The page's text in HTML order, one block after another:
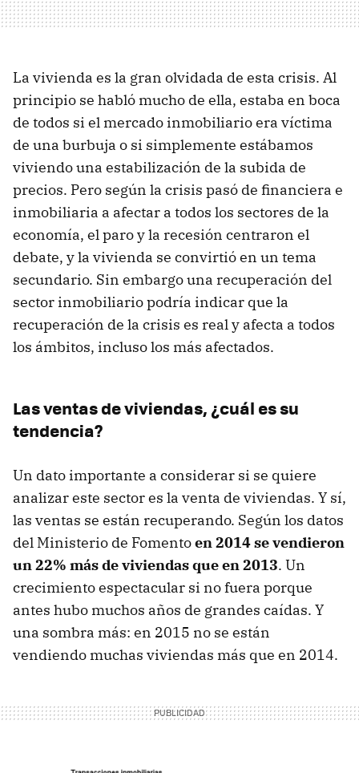
La vivienda es la gran olvidada de esta crisis. Al
principio se habló mucho de ella, estaba en boca
de todos si el mercado inmobiliario era víctima
de una burbuja o si simplemente estábamos
viviendo una estabilización de la subida de
precios. Pero según la crisis pasó de financiera e
inmobiliaria a afectar a todos los sectores de la
economía, el paro y la recesión centraron el
debate, y la vivienda se convirtió en un tema
secundario. Sin embargo una recuperación del
sector inmobiliario podría indicar que la
recuperación de la crisis es real y afecta a todos
los ámbitos, incluso los más afectados.
Las ventas de viviendas, ¿cuál es su
tendencia?
Un dato importante a considerar si se quiere
analizar este sector es la venta de viviendas. Y sí,
las ventas se están recuperando. Según los datos
del Ministerio de Fomentoen 2014 se vendieron
un 22% más de viviendas que en 2013. Un
crecimiento espectacular si no fuera porque
antes hubo muchos años de grandes caídas. Y
una sombra más: en 2015 no se están
vendiendo muchas viviendas más que en 2014.